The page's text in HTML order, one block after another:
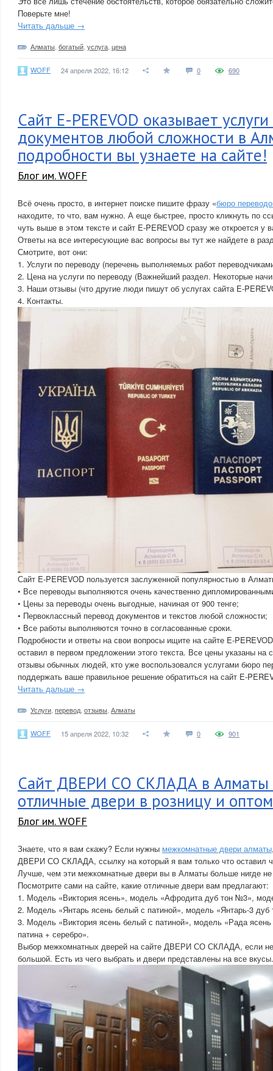
Поверьте мне!
Читать дальше →
Алматы богатый услуга цена
WOFF 24 апреля 2022, 16:12 0 690
Сайт E-PEREVOD оказывает
документов любой сложности в
подробности вы узнаете на сайте!
Блог им. WOFF
Всё очень просто, в интернет поиске пишите фразу «бюро
находите, то что, вам нужно. А еще быстрее, просто кликнуть по
чуть выше в этом тексте и сайт E-PEREVOD сразу же откроется у
Ответы на все интересующие вас вопросы вы тут же найдете в
Смотрите, вот они:
1. Услуги по переводу (перечень выполняемых работ
2. Цена на услуги по переводу (Важнейший раздел. Некоторые
3. Наши отзывы (что другие люди пишут об услугах сайта E-
4. Контакты.
Сайт E-PEREVOD пользуется заслуженной популярностью в
• Все переводы выполняются очень качественно
• Цены за переводы очень выгодные, начиная от 900 тенге;
• Первоклассный перевод документов и текстов любой сложности;
• Все работы выполняются точно в согласованные сроки.
Подробности и ответы на свои вопросы ищите на сайте E-
оставил в первом предложении этого текста. Все цены указаны на
отзывы обычных людей, кто уже воспользовался услугами бюро
поддержать ваше правильное решение обратиться на сайт E-
Читать дальше →
Услуги перевод отзывы Алматы
WOFF 15 апреля 2022, 10:32 0 901
Сайт ДВЕРИ СО СКЛАДА в Алматы
отличные двери в розницу и оптом
Блог им. WOFF
Знаете, что я вам скажу? Если нужны межкомнатные двери алматы
ДВЕРИ СО СКЛАДА, ссылку на который я вам только что оставил
Лучше, чем эти межкомнатные двери вы в Алматы больше нигде не
Посмотрите сами на сайте, какие отличные двери вам предлагают:
1. Модель «Виктория ясень», модель «Афродита дуб тон №3»,
2. Модель «Янтарь ясень белый с патиной», модель «Янтарь-3 дуб
3. Модель «Виктория ясень белый с патиной», модель «Рада
патина + серебро».
Выбор межкомнатных дверей на сайте ДВЕРИ СО СКЛАДА, если не
большой. Есть из чего выбрать и двери представлены на все вкусы.